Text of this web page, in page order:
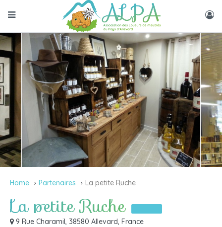
Home Partenaires La petite Ruche
La petite Ruche
9 Rue Charamil, 38580 Allevard, France